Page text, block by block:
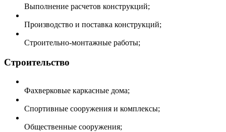
Выполнение расчетов конструкций;
Производство и поставка конструкций;
Строительно-монтажные работы;
Строительство
Фахверковые каркасные дома;
Спортивные сооружения и комплексы;
Общественные сооружения;